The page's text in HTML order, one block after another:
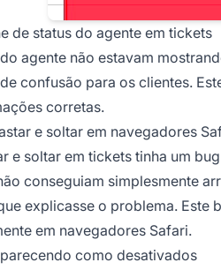
de status do agente em tickets
agente não estavam
confusão para os clientes.
corretas.
e soltar em navegadores
e soltar em tickets tinha um
conseguiam simplesmente
explicasse o problema.
em navegadores Safari.
como desativados